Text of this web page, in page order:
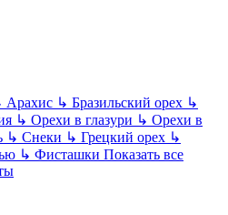
Арахис ↳ Бразильский орех ↳
↳ Орехи в глазури ↳ Орехи в
↳ Снеки ↳ Грецкий орех ↳
↳ Фисташки Показать все